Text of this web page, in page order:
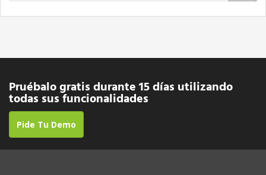
Pruébalo gratis durante 15 días utilizando
todas sus funcionalidades
Pide Tu Demo